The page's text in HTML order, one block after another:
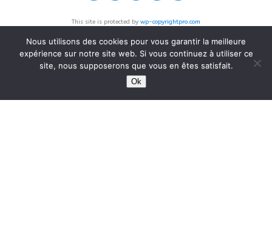
This site is protected by wp-copyrightpro.com
Nous utilisons des cookies pour vous garantir la meilleure
expérience sur notre site web. Si vous continuez à utiliser ce
site, nous supposerons que vous en êtes satisfait.
Ok